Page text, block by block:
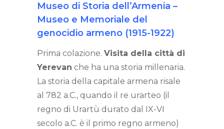
Museo di Storia dell’Armenia –
Museo e Memoriale del
genocidio armeno (1915-1922)
Prima colazione. Visita della città di
Yerevan che ha una storia millenaria.
La storia della capitale armena risale
al 782 a.C., quando il re urarteo (il
regno di Urartù durato dal IX-VI
secolo a.C. è il primo regno armeno)